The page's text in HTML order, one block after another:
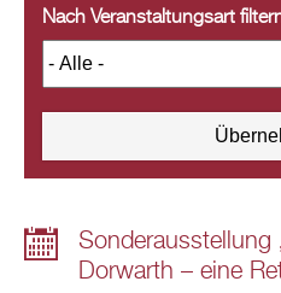
Nach Veranstaltungsart
Sonderausstellung
Dorwarth – eine